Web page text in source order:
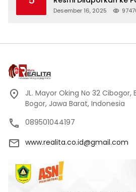
Desember 16, 2025
JL. Mayor Oking No 32
Bogor, Jawa Barat, Indonesia
089501044197
www.realita.co.id@gmail.com